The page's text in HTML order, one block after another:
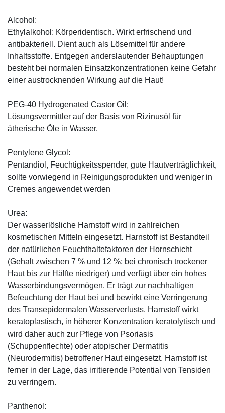
Alcohol:
Ethylalkohol: Körperidentisch. Wirkt erfrischend und
antibakteriell. Dient auch als Lösemittel für andere
Inhaltsstoffe. Entgegen anderslautender Behauptungen
besteht bei normalen Einsatzkonzentrationen keine Gefahr
einer austrocknenden Wirkung auf die Haut!
PEG-40 Hydrogenated Castor Oil:
Lösungsvermittler auf der Basis von Rizinusöl für
ätherische Öle in Wasser.
Pentylene Glycol:
Pentandiol, Feuchtigkeitsspender, gute Hautverträglichkeit,
sollte vorwiegend in Reinigungsprodukten und weniger in
Cremes angewendet werden
Urea:
Der wasserlösliche Harnstoff wird in zahlreichen
kosmetischen Mitteln eingesetzt. Harnstoff ist Bestandteil
der natürlichen Feuchthaltefaktoren der Hornschicht
(Gehalt zwischen 7 % und 12 %; bei chronisch trockener
Haut bis zur Hälfte niedriger) und verfügt über ein hohes
Wasserbindungsvermögen. Er trägt zur nachhaltigen
Befeuchtung der Haut bei und bewirkt eine Verringerung
des Transepidermalen Wasserverlusts. Harnstoff wirkt
keratoplastisch, in höherer Konzentration keratolytisch und
wird daher auch zur Pflege von Psoriasis
(Schuppenflechte) oder atopischer Dermatitis
(Neurodermitis) betroffener Haut eingesetzt. Harnstoff ist
ferner in der Lage, das irritierende Potential von Tensiden
zu verringern.
Panthenol: